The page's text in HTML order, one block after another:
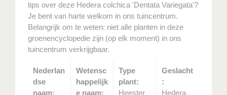
tips over deze Hedera colchica 'Dentata Variegata'?
Je bent van harte welkom in ons tuincentrum.
Belangrijk om te weten: niet alle planten in deze
groenencyclopedie zijn (op elk moment) in ons
tuincentrum verkrijgbaar.
Nederlan
dse
naam:
Wetensc
happelijk
e naam:
Type
plant:
Heester
Geslacht
:
Hedera